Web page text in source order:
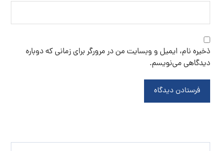
ذخیره نام، ایمیل و وبسایت من در مرورگر برای زمانی که دوباره
دیدگاهی می‌نویسم.
فرستادن دیدگاه